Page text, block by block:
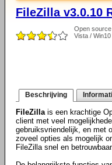
FileZilla v3.0.10
Open source
Vista /
Beschrijving
FileZillais een krachtige
client met veel
gebruiksvriendelijk, en met
zoveel opties als mogelijk
FileZilla snel en